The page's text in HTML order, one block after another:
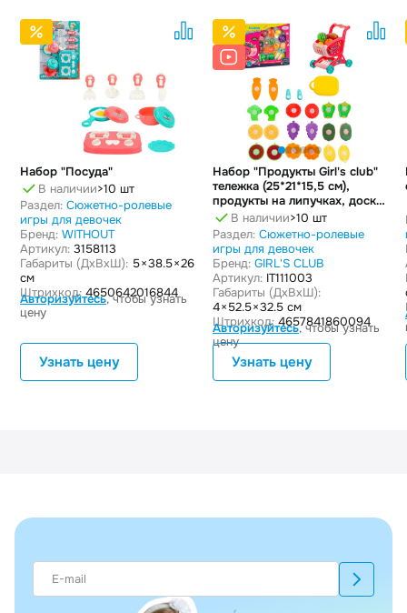
Набор "Посуда"
В наличии>10 шт
Раздел: Сюжетно-ролевые
игры для девочек
Бренд: WITHOUT
Артикул: 3158113
Габариты (ДxВxШ): 5 × 38.5 × 26
см
Штрихкод: 4650642016844
Авторизуйтесь, чтобы узнать
цену
Узнать цену
Набор "Продукты Girl's club"
тележка (25*21*15,5 см),
продукты на липучках, доска
для резки
В наличии>10 шт
Раздел: Сюжетно-ролевые
игры для девочек
Бренд: GIRL'S CLUB
Артикул: IT111003
Габариты (ДxВxШ):
4 × 52.5 × 32.5 см
Штрихкод: 4657841860094
Авторизуйтесь, чтобы узнать
цену
Узнать цену